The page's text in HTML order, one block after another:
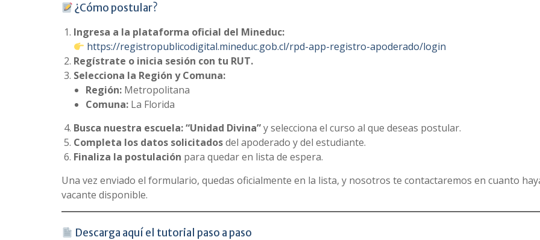
¿Cómo postular?
Ingresa a la plataforma oficial del Mineduc:
https://registropublicodigital.mineduc.gob.cl/rpd-app-registro-apoderado/login
Regístrate o inicia sesión con tu RUT.
Selecciona la Región y Comuna:
Región: Metropolitana
Comuna: La Florida
Busca nuestra escuela: “Unidad Divina”y selecciona el curso al que deseas postular.
Completa los datos solicitadosdel apoderado y del estudiante.
Finaliza la postulación para quedar en lista de espera.
Una vez enviado el formulario, quedas oficialmente en la lista, y nosotros te contactaremos en cuanto
vacante disponible.
Descarga aquí el tutorial paso a paso